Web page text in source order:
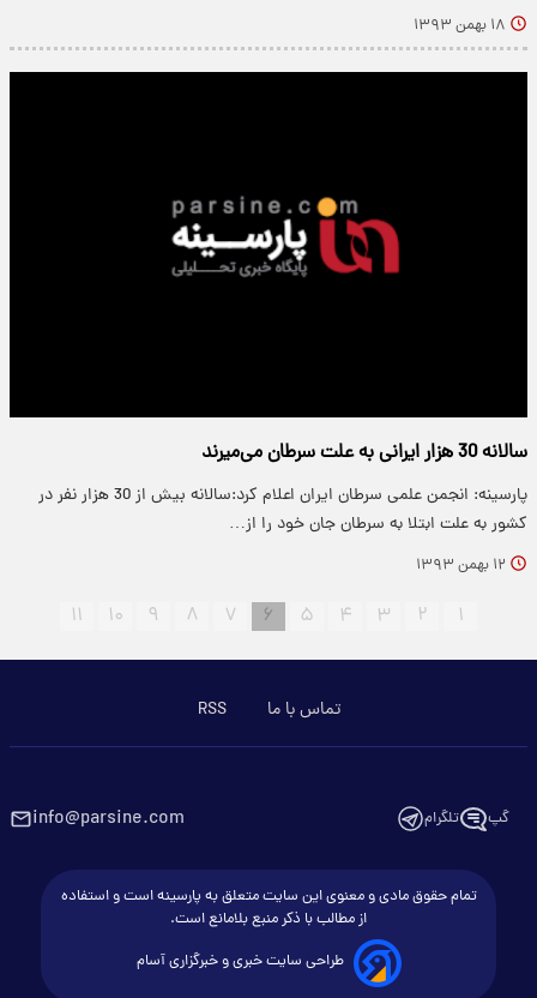
۱۸ بهمن ۱۳۹۳
سالانه 30 هزار ایرانی به علت سرطان می‌میرند
پارسینه: انجمن علمی سرطان ایران اعلام کرد:سالانه بیش از 30 هزار نفر در
کشور به علت ابتلا به سرطان جان خود را از…
۱۲ بهمن ۱۳۹۳
۱ ۲ ۳ ۴ ۵ ۶ ۷ ۸ ۹ ۱۰ ۱۱
تماس با ما RSS
گپ تلگرام info@parsine.com
تمام حقوق مادی و معنوی این سایت متعلق به پارسینه است و استفاده
از مطالب با ذکر منبع بلامانع است.
طراحی سایت خبری و خبرگزاری آسام